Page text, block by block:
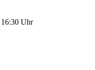
Uhr